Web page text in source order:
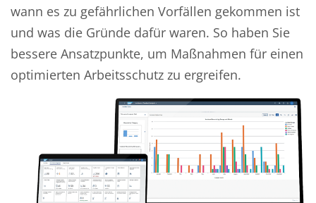
wann es zu gefährlichen Vorfällen gekommen ist
und was die Gründe dafür waren. So haben Sie
bessere Ansatzpunkte, um Maßnahmen für einen
optimierten Arbeitsschutz zu ergreifen.